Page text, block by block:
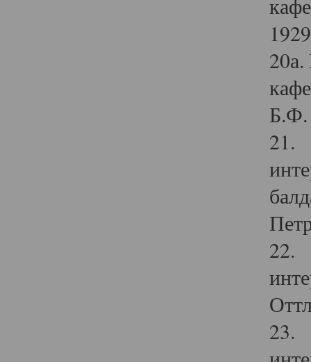
Б.Ф.
21.
22.
23.